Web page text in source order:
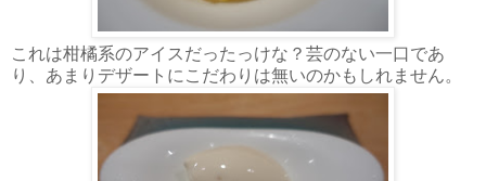
これは柑橘系のアイスだったっけな？芸のない一口であ
り、あまりデザートにこだわりは無いのかもしれません。